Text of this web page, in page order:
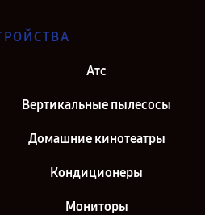
Атс
Вертикальные пылесосы
Домашние кинотеатры
Кондиционеры
Мониторы